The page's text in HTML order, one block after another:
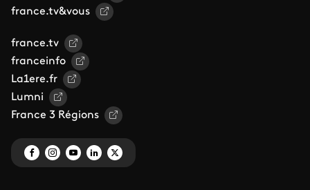
france.tv&vous
france.tv
franceinfo
La1ere.fr
Lumni
France 3 Régions